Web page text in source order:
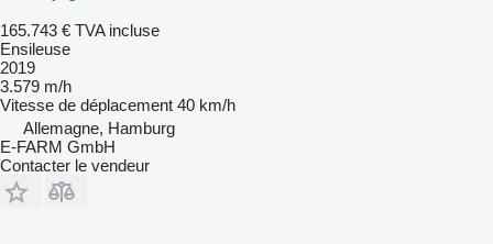
165.743 € TVA incluse
Ensileuse
2019
3.579 m/h
Vitesse de déplacement 40 km/h
Allemagne, Hamburg
E-FARM GmbH
Contacter le vendeur